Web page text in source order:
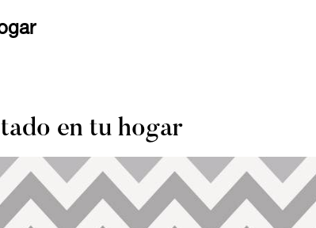
en tu hogar